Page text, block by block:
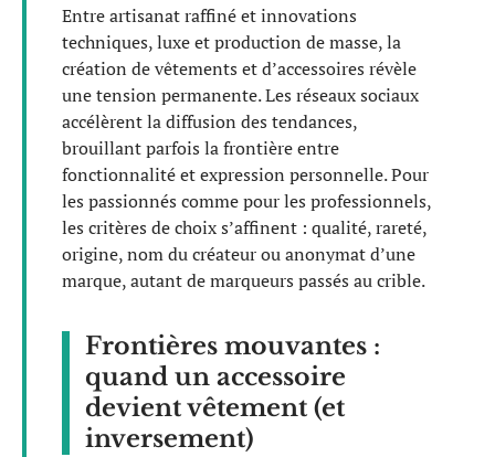
Entre artisanat raffiné et innovations
techniques, luxe et production de masse, la
création de vêtements et d’accessoires révèle
une tension permanente. Les réseaux sociaux
accélèrent la diffusion des tendances,
brouillant parfois la frontière entre
fonctionnalité et expression personnelle. Pour
les passionnés comme pour les professionnels,
les critères de choix s’affinent : qualité, rareté,
origine, nom du créateur ou anonymat d’une
marque, autant de marqueurs passés au crible.
Frontières mouvantes :
quand un accessoire
devient vêtement (et
inversement)